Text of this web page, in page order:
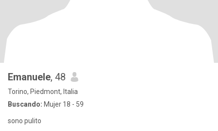
Emanuele, 48
Torino, Piedmont, Italia
Buscando: Mujer 18 - 59
sono pulito